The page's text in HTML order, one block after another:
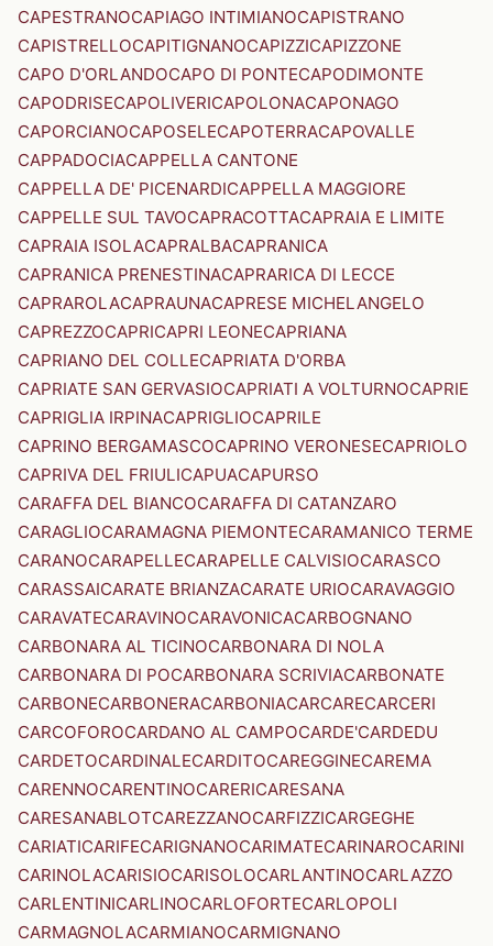
CAPESTRANOCAPIAGO INTIMIANOCAPISTRANO
CAPISTRELLOCAPITIGNANOCAPIZZICAPIZZONE
CAPO D'ORLANDOCAPO DI PONTECAPODIMONTE
CAPODRISECAPOLIVERICAPOLONACAPONAGO
CAPORCIANOCAPOSELECAPOTERRACAPOVALLE
CAPPADOCIACAPPELLA CANTONE
CAPPELLA DE' PICENARDICAPPELLA MAGGIORE
CAPPELLE SUL TAVOCAPRACOTTACAPRAIA E LIMITE
CAPRAIA ISOLACAPRALBACAPRANICA
CAPRANICA PRENESTINACAPRARICA DI LECCE
CAPRAROLACAPRAUNACAPRESE MICHELANGELO
CAPREZZOCAPRICAPRI LEONECAPRIANA
CAPRIANO DEL COLLECAPRIATA D'ORBA
CAPRIATE SAN GERVASIOCAPRIATI A VOLTURNOCAPRIE
CAPRIGLIA IRPINACAPRIGLIOCAPRILE
CAPRINO BERGAMASCOCAPRINO VERONESECAPRIOLO
CAPRIVA DEL FRIULICAPUACAPURSO
CARAFFA DEL BIANCOCARAFFA DI CATANZARO
CARAGLIOCARAMAGNA PIEMONTECARAMANICO TERME
CARANOCARAPELLECARAPELLE CALVISIOCARASCO
CARASSAICARATE BRIANZACARATE URIOCARAVAGGIO
CARAVATECARAVINOCARAVONICACARBOGNANO
CARBONARA AL TICINOCARBONARA DI NOLA
CARBONARA DI POCARBONARA SCRIVIACARBONATE
CARBONECARBONERACARBONIACARCARECARCERI
CARCOFOROCARDANO AL CAMPOCARDE'CARDEDU
CARDETOCARDINALECARDITOCAREGGINECAREMA
CARENNOCARENTINOCARERICARESANA
CARESANABLOTCAREZZANOCARFIZZICARGEGHE
CARIATICARIFECARIGNANOCARIMATECARINAROCARINI
CARINOLACARISIOCARISOLOCARLANTINOCARLAZZO
CARLENTINICARLINOCARLOFORTECARLOPOLI
CARMAGNOLACARMIANOCARMIGNANO